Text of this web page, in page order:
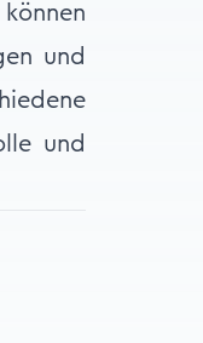
und
und